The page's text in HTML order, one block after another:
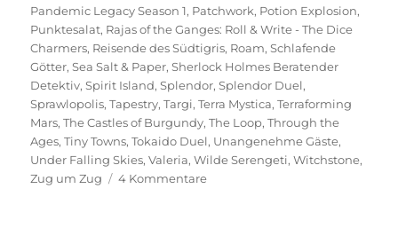
Pandemic Legacy Season 1, Patchwork, Potion Explosion,
Punktesalat, Rajas of the Ganges: Roll & Write - The Dice
Charmers, Reisende des Südtigris, Roam,Schlafende
Götter,Sea Salt & Paper,Sherlock Holmes Beratender
Detektiv,Spirit Island,Splendor,Splendor Duel,
Sprawlopolis,Tapestry,Targi,Terra Mystica,Terraforming
Mars,The Castles of Burgundy,The Loop,Through the
Ages,Tiny Towns,Tokaido Duel, Unangenehme Gäste,
Under Falling Skies,Valeria,Wilde Serengeti,Witchstone,
Zug um Zug
4 Kommentarezu